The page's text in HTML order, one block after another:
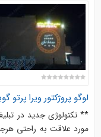
لوگو پروژکتور ویرا پرتو
** تکنولوژی جدید در
مورد علاقت به راحتی